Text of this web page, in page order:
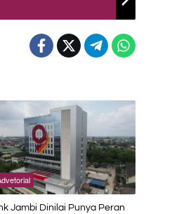
Jambi Dinilai Punya Peran